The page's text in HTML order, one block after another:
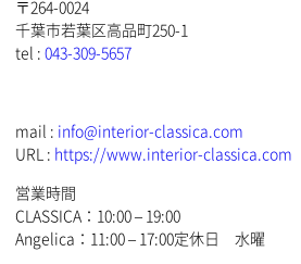
〒264-0024
千葉市若葉区高品町250-1
tel : 043-309-5657
mail : info@interior-classica.com
URL : https://www.interior-classica.com
営業時間
CLASSICA：10:00 – 19:00
Angelica：11:00 – 17:00定休日 水曜